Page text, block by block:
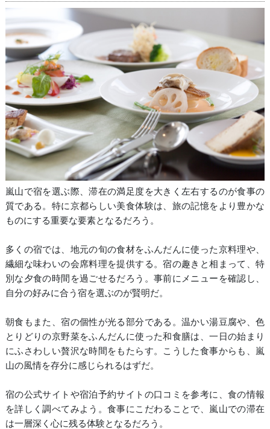
嵐山で宿を選ぶ際、滞在の満足度を大きく左右するのが食事の
質である。特に京都らしい美食体験は、旅の記憶をより豊かな
ものにする重要な要素となるだろう。
多くの宿では、地元の旬の食材をふんだんに使った京料理や、
繊細な味わいの会席料理を提供する。宿の趣きと相まって、特
別な夕食の時間を過ごせるだろう。事前にメニューを確認し、
自分の好みに合う宿を選ぶのが賢明だ。
朝食もまた、宿の個性が光る部分である。温かい湯豆腐や、色
とりどりの京野菜をふんだんに使った和食膳は、一日の始まり
にふさわしい贅沢な時間をもたらす。こうした食事からも、嵐
山の風情を存分に感じられるはずだ。
宿の公式サイトや宿泊予約サイトの口コミを参考に、食の情報
を詳しく調べてみよう。食事にこだわることで、嵐山での滞在
は一層深く心に残る体験となるだろう。